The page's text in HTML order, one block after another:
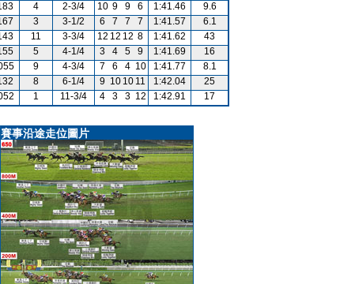
4 2-3/4 10 9 9 6 1:41.46
9.6
3 3-1/2 6 7 7 7 1:41.57
6.1
11 3-3/4 12 12 12 8 1:41.62
43
5 4-1/4 3 4 5 9 1:41.69
16
9 4-3/4 7 6 4 10 1:41.77
8.1
8 6-1/4 9 10 10 11 1:42.04
25
1 11-3/4 4 3 3 12 1:42.91 17
賽事沿途走位圖片